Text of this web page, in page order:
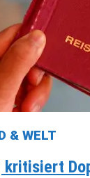
& WELT
kritisiert